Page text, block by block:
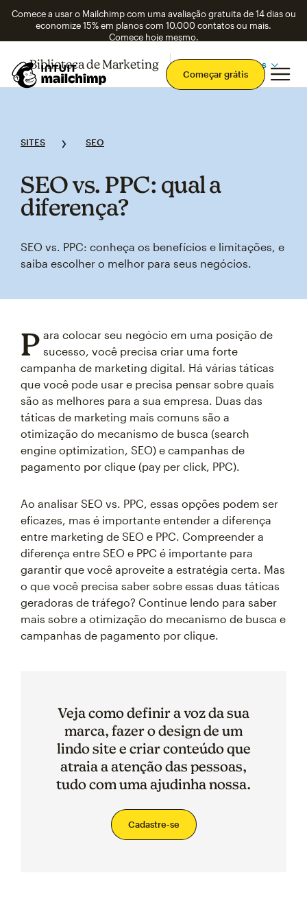
Comece a usar o Mailchimp com uma avaliação gratuita de 14 dias ou
economize 15% em planos com 10.000 contatos ou mais.
Comece hoje mesmo.
Começar grátis
Biblioteca de Marketing Confira os tópicos
SITES SEO
SEO vs. PPC: qual a
diferença?
SEO vs. PPC: conheça os benefícios e limitações, e
saiba escolher o melhor para seus negócios.
P ara colocar seu negócio em uma posição de
sucesso, você precisa criar uma forte
campanha de marketing digital. Há várias táticas
que você pode usar e precisa pensar sobre quais
são as melhores para a sua empresa. Duas das
táticas de marketing mais comuns são a
otimização do mecanismo de busca (search
engine optimization, SEO) e campanhas de
pagamento por clique (pay per click, PPC).
Ao analisar SEO vs. PPC, essas opções podem ser
eficazes, mas é importante entender a diferença
entre marketing de SEO e PPC. Compreender a
diferença entre SEO e PPC é importante para
garantir que você aproveite a estratégia certa. Mas
o que você precisa saber sobre essas duas táticas
geradoras de tráfego? Continue lendo para saber
mais sobre a otimização do mecanismo de busca e
campanhas de pagamento por clique.
Veja como definir a voz da sua
marca, fazer o design de um
lindo site e criar conteúdo que
atraia a atenção das pessoas,
tudo com uma ajudinha nossa.
Cadastre-se